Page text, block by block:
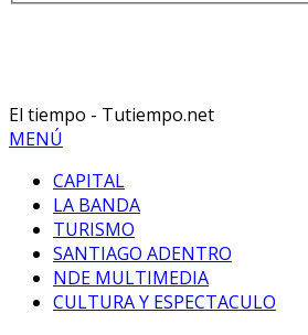
El tiempo - Tutiempo.net
MENÚ
CAPITAL
LA BANDA
TURISMO
SANTIAGO ADENTRO
NDE MULTIMEDIA
CULTURA Y ESPECTACULO